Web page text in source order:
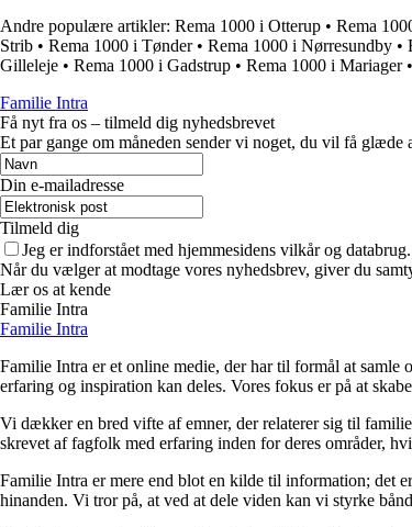
Andre populære artikler: Rema 1000 i Otterup • Rema
Strib • Rema 1000 i Tønder• Rema 1000 i Nørresundby •
Gilleleje • Rema 1000 i Gadstrup • Rema 1000 i Mariager•
Familie Intra
Få nyt fra os – tilmeld dig nyhedsbrevet
Et par gange om måneden sender vi noget, du vil få glæde
Din e-mailadresse
Tilmeld dig
Jeg er indforstået med hjemmesidens vilkår og databrug.
Når du vælger at modtage vores nyhedsbrev, giver du
Lær os at kende
Familie Intra
Familie Intra
Familie Intra er et online medie, der har til formål at
erfaring og inspiration kan deles. Vores fokus er på at
Vi dækker en bred vifte af emner, der relaterer sig til
skrevet af fagfolk med erfaring inden for deres områder,
Familie Intra er mere end blot en kilde til information; det
hinanden. Vi tror på, at ved at dele viden kan vi styrke